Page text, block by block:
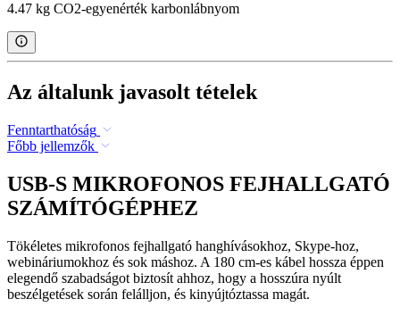
4.47 kg CO2-egyenérték karbonlábnyom
Az általunk javasolt tételek
Fenntarthatóság
Főbb jellemzők
USB-S MIKROFONOS FEJHALLGATÓ
SZÁMÍTÓGÉPHEZ
Tökéletes mikrofonos fejhallgató hanghívásokhoz, Skype-hoz,
webináriumokhoz és sok máshoz. A 180 cm-es kábel hossza éppen
elegendő szabadságot biztosít ahhoz, hogy a hosszúra nyúlt
beszélgetések során felálljon, és kinyújtóztassa magát.